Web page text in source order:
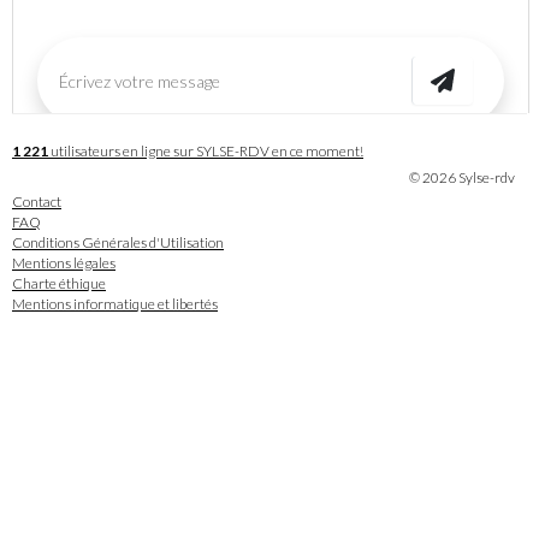
1 221 utilisateurs en ligne sur SYLSE-RDV en ce moment!
© 2026 Sylse-rdv
Contact
FAQ
Conditions Générales d'Utilisation
Mentions légales
Charte éthique
Mentions informatique et libertés